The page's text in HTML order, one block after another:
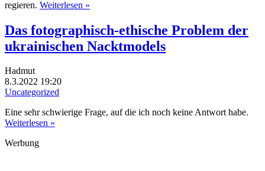
regieren. Weiterlesen »
Das fotographisch-ethische Problem der
ukrainischen Nacktmodels
Hadmut
8.3.2022 19:20
Uncategorized
Eine sehr schwierige Frage, auf die ich noch keine Antwort habe.
Weiterlesen »
Werbung